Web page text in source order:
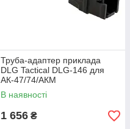
Труба-адаптер приклада
DLG Tactical DLG-146 для
АК-47/74/АКМ
В наявності
1 656 ₴